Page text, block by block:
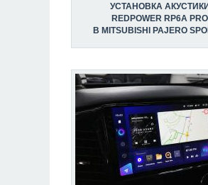
УСТАНОВКА
REDPOWER RP6A PRO
В MITSUBISHI PAJERO